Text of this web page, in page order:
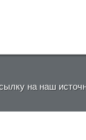
на наш